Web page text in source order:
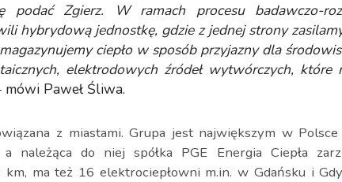
podać Zgierz. W ramach procesu badawczo-
hybrydową jednostkę, gdzie z jednej strony
ciepło w sposób przyjazny dla
elektrodowych źródeł wytwórczych, które
mówi Paweł Śliwa.
z miastami. Grupa jest największym w
należąca do niej spółka PGE Energia Ciepła
km, ma też 16 elektrociepłowni m.in. w Gdańsku i